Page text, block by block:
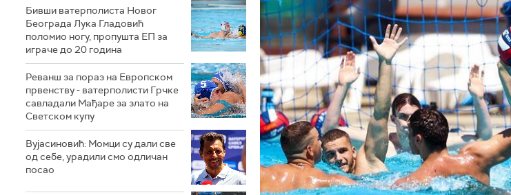
Бивши ватерполиста Новог
Београда Лука Гладовић
поломио ногу, пропушта ЕП за
играче до 20 година
Реванш за пораз на Европском
првенству - ватерполисти Грчке
савладали Мађаре за злато на
Светском купу
Вујасиновић: Момци су дали све
од себе, урадили смо одличан
посао